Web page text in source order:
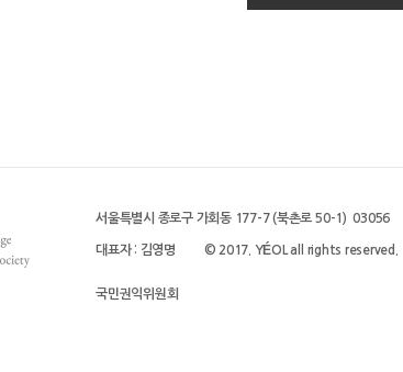
서울특별시 종로구 가회동 177-7 (북촌로 50-1) 03056
대표자 : 김영명 © 2017. YÉOL all rights reserved.
국민권익위원회